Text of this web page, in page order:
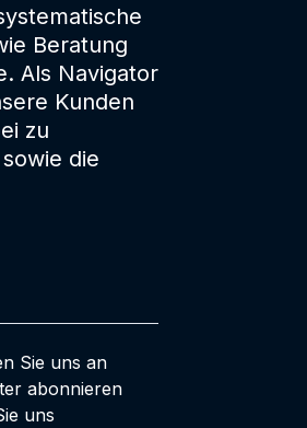
Beratung
Als Navigator
Kunden
zu
die
Sie uns an
abonnieren
uns